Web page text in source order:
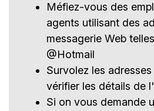
Méfiez-vous des
agents utilisant des
messagerie Web
@Hotmail
Survolez les
vérifier les détails de
Si on vous demande